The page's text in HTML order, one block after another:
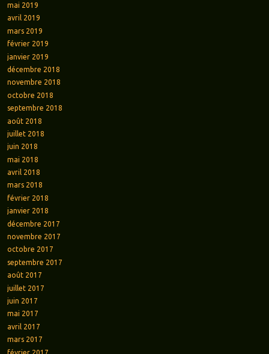
mai 2019
avril 2019
mars 2019
février 2019
janvier 2019
décembre 2018
novembre 2018
octobre 2018
septembre 2018
août 2018
juillet 2018
juin 2018
mai 2018
avril 2018
mars 2018
février 2018
janvier 2018
décembre 2017
novembre 2017
octobre 2017
septembre 2017
août 2017
juillet 2017
juin 2017
mai 2017
avril 2017
mars 2017
février 2017